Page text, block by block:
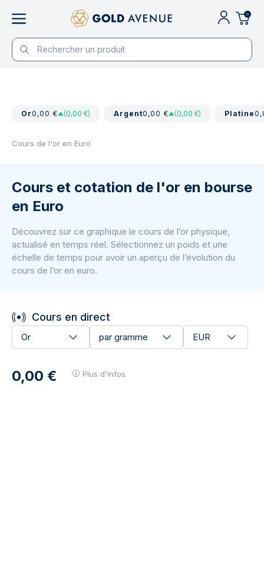
0
Or0,00 € (0,00 €) Argent0,00 € (0,00 €) Platine
Cours de l'or en Euro
Cours et cotation de l'or en bourse
en Euro
Découvrez sur ce graphique le cours de l’or physique,
actualisé en temps réel. Sélectionnez un poids et une
échelle de temps pour avoir un aperçu de l’évolution du
cours de l’or en euro.
Cours en direct
Or par gramme EUR
0,00 € Plus d'infos